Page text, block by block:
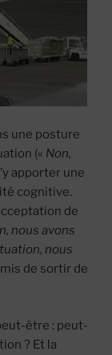
une posture
(« Non,
apporter une
cognitive.
de
nous avons
nous
de sortir de
être : peut-
? Et la